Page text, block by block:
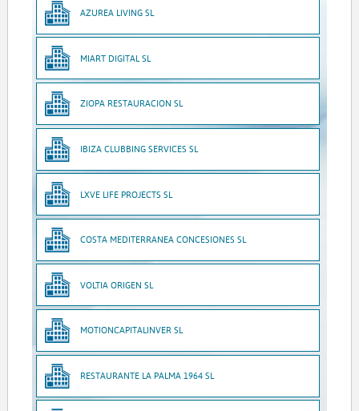
AZUREA LIVING SL
MIART DIGITAL SL
ZIOPA RESTAURACION SL
IBIZA CLUBBING SERVICES SL
LXVE LIFE PROJECTS SL
COSTA MEDITERRANEA CONCESIONES SL
VOLTIA ORIGEN SL
MOTIONCAPITALINVER SL
RESTAURANTE LA PALMA 1964 SL